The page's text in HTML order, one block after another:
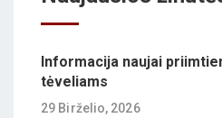
Informacija naujai
tėveliams
29 Birželio, 2026